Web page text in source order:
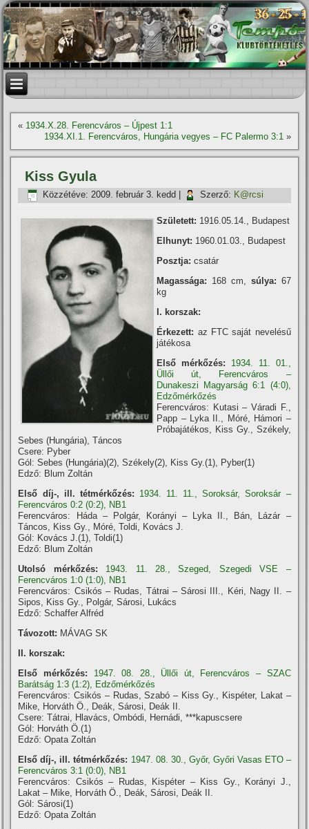
« 1934.X.28. Ferencváros – Újpest 1:1
1934.XI.1. Ferencváros, Hungária vegyes – FC Palermo 3:1»
Kiss Gyula
Közzétéve: 2009. február 3. kedd Szerző: K@rcsi
Született: 1916.05.14., Budapest
Elhunyt: 1960.01.03., Budapest
Posztja: csatár
Magassága: 168 cm, súlya: 67
kg
I. korszak:
Érkezett: az FTC saját nevelésű
játékosa
Első mérkőzés:
1934. 11. 01.,
Üllői út, Ferencváros –
Dunakeszi Magyarság 6:1 (4:0),
Edzőmérkőzés
Ferencváros: Kutasi – Váradi F.,
Papp – Lyka II., Móré, Hámori –
Próbajátékos, Kiss Gy., Székely,
Sebes (Hungária), Táncos
Csere: Pyber
Gól: Sebes (Hungária)(2), Székely(2), Kiss Gy.(1), Pyber(1)
Edző: Blum Zoltán
Első díj-, ill. tétmérkőzés: 1934. 11. 11., Soroksár, Soroksár –
Ferencváros 0:2 (0:2), NB1
Ferencváros: Háda – Polgár, Korányi – Lyka II., Bán, Lázár –
Táncos, Kiss Gy., Móré, Toldi, Kovács J.
Gól: Kovács J.(1), Toldi(1)
Edző: Blum Zoltán
Utolsó mérkőzés:
1943. 11. 28., Szeged, Szegedi VSE –
Ferencváros 1:0 (1:0), NB1
Ferencváros: Csikós – Rudas, Tátrai – Sárosi III., Kéri, Nagy II. –
Sipos, Kiss Gy., Polgár, Sárosi, Lukács
Edző: Schaffer Alfréd
Távozott: MÁVAG SK
II. korszak:
Első mérkőzés:
1947. 08. 28., Üllői út, Ferencváros – SZAC
Barátság 1:3 (1:2), Edzőmérkőzés
Ferencváros: Csikós – Rudas, Szabó – Kiss Gy., Kispéter, Lakat –
Mike, Horváth Ö., Deák, Sárosi, Deák II.
Csere: Tátrai, Hlavács, Ombódi, Hernádi, ***kapuscsere
Gól: Horváth Ö.(1)
Edző: Opata Zoltán
Első díj-, ill. tétmérkőzés: 1947. 08. 30., Győr, Győri Vasas ETO –
Ferencváros 3:1 (0:0), NB1
Ferencváros: Csikós – Rudas, Kispéter – Kiss Gy., Korányi J.,
Lakat – Mike, Horváth Ö., Deák, Sárosi, Deák II.
Gól: Sárosi(1)
Edző: Opata Zoltán